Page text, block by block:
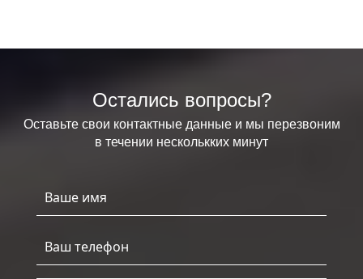
Остались вопросы?
Оставьте свои контактные данные и мы перезвоним
в течении несколькких минут